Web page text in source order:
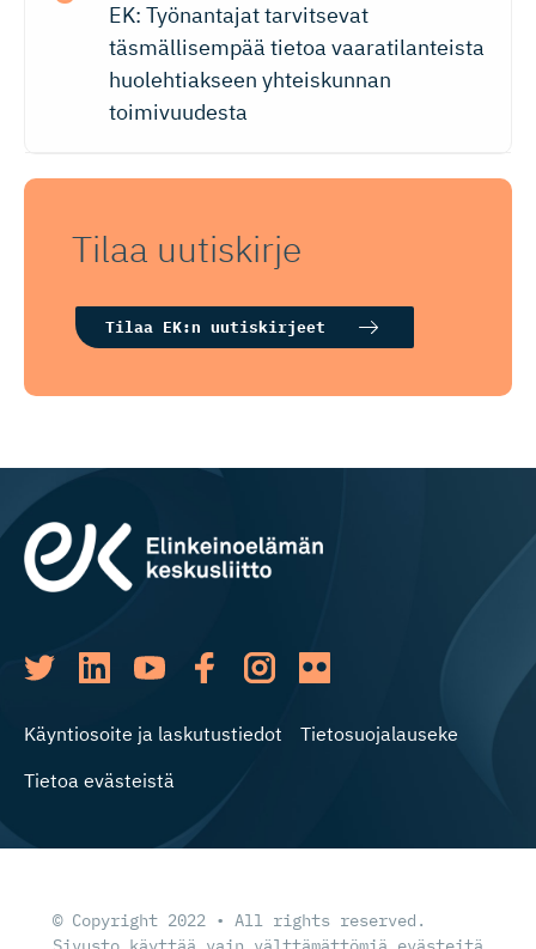
EK: Työnantajat tarvitsevat
täsmällisempää tietoa vaaratilanteista
huolehtiakseen yhteiskunnan
toimivuudesta
Tilaa uutiskirje
Tilaa EK:n uutiskirjeet
Käyntiosoite ja laskutustiedot
Tietosuojalauseke
Tietoa evästeistä
© Copyright 2022 • All rights reserved.